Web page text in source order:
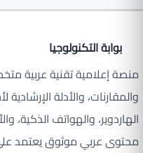
بوابة التكنولوجيا
منصة إعلامية تقنية عربية
والمقارنات، والأدلة
الهاردوير، والهواتف الذكية،
محتوى عربي موثوق يعتمد